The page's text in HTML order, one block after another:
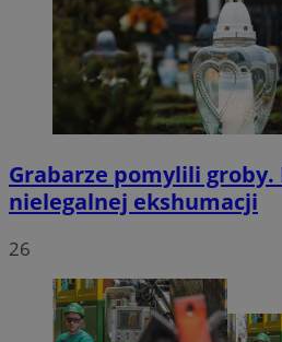
Grabarze pomylili groby.
nielegalnej ekshumacji
26